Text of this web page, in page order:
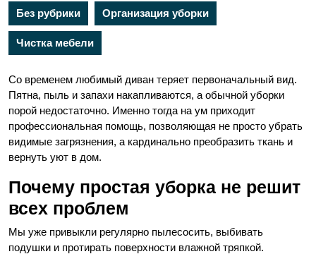
Без рубрики
Организация уборки
Чистка мебели
Со временем любимый диван теряет первоначальный вид.
Пятна, пыль и запахи накапливаются, а обычной уборки
порой недостаточно. Именно тогда на ум приходит
профессиональная помощь, позволяющая не просто убрать
видимые загрязнения, а кардинально преобразить ткань и
вернуть уют в дом.
Почему простая уборка не решит
всех проблем
Мы уже привыкли регулярно пылесосить, выбивать
подушки и протирать поверхности влажной тряпкой.